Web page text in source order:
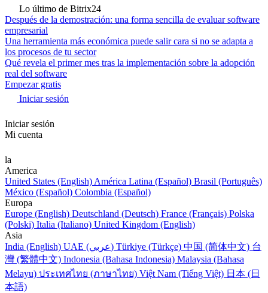
Lo último de Bitrix24
Después de la demostración: una forma sencilla de evaluar software
empresarial
Una herramienta más económica puede salir cara si no se adapta a
los procesos de tu sector
Qué revela el primer mes tras la implementación sobre la adopción
real del software
Empezar gratis
Iniciar sesión
Iniciar sesión
Mi cuenta
la
America
United States (English) América Latina (Español) Brasil (Português)
México (Español) Colombia (Español)
Europa
Europe (English) Deutschland (Deutsch) France (Français) Polska
(Polski) Italia (Italiano) United Kingdom (English)
Asia
India (English)
UAE (عربي) Türkiye (Türkçe) 中国 (简体中文) 台
灣 (繁體中文) Indonesia (Bahasa Indonesia) Malaysia (Bahasa
Melayu) ประเทศไทย (ภาษาไทย) Việt Nam (Tiếng Việt) 日本 (日
本語)